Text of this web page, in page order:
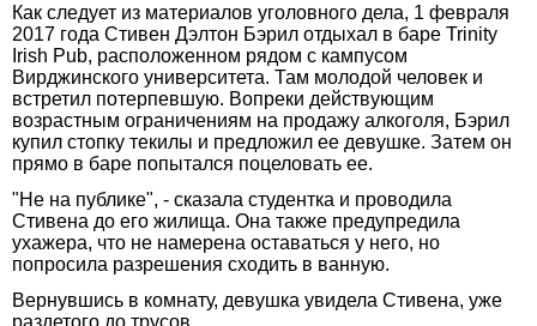
Как следует из материалов уголовного дела, 1 февраля
2017 года Стивен Дэлтон Бэрил отдыхал в баре Trinity
Irish Pub, расположенном рядом с кампусом
Вирджинского университета. Там молодой человек и
встретил потерпевшую. Вопреки действующим
возрастным ограничениям на продажу алкоголя, Бэрил
купил стопку текилы и предложил ее девушке. Затем он
прямо в баре попытался поцеловать ее.
"Не на публике", - сказала студентка и проводила
Стивена до его жилища. Она также предупредила
ухажера, что не намерена оставаться у него, но
попросила разрешения сходить в ванную.
Вернувшись в комнату, девушка увидела Стивена, уже
раздетого до трусов.